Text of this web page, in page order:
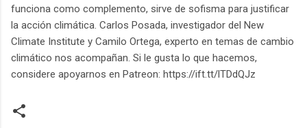
funciona como complemento, sirve de sofisma para justificar
la acción climática. Carlos Posada, investigador del New
Climate Institute y Camilo Ortega, experto en temas de cambio
climático nos acompañan. Si le gusta lo que hacemos,
considere apoyarnos en Patreon: https://ift.tt/lTDdQJz